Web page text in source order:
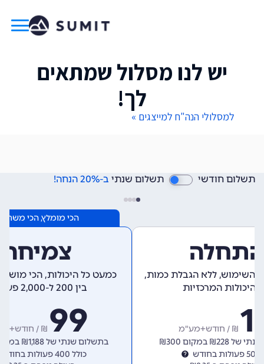
יש לנו מסלול שמתאים
לך!
למסלולי הנה"ח למייצגים »